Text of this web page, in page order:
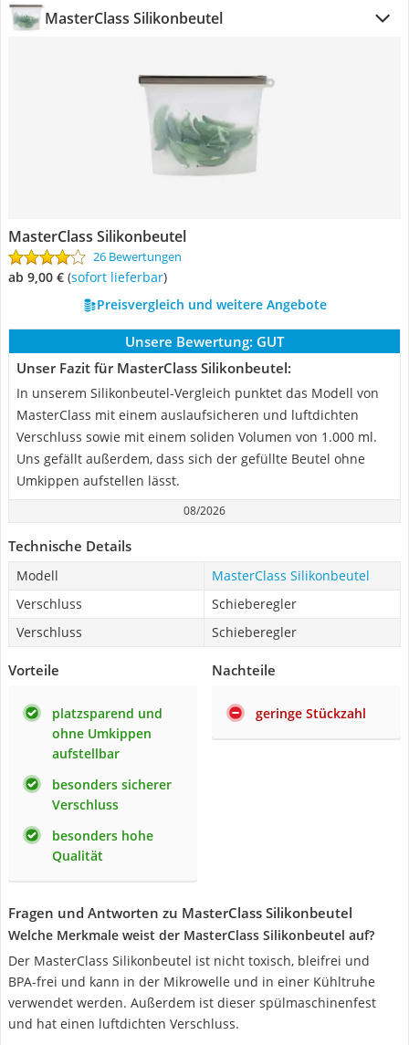
MasterClass Silikonbeutel
MasterClass Silikonbeutel
26 Bewertungen
ab 9,00 € ( Sofort lieferbar)
Preisvergleich und weitere Angebote
Unsere Bewertung: GUT
Unser Fazit für MasterClass Silikonbeutel:
In unserem Silikonbeutel-Vergleich punktet das Modell von
MasterClass mit einem auslaufsicheren und luftdichten
Verschluss sowie mit einem soliden Volumen von 1.000 ml.
Uns gefällt außerdem, dass sich der gefüllte Beutel ohne
Umkippen aufstellen lässt.
08/2026
Technische Details
Modell
MasterClass Silikonbeutel
Verschluss
Schieberegler
Verschluss
Schieberegler
Vorteile
platzsparend und
ohne Umkippen
aufstellbar
besonders sicherer
Verschluss
besonders hohe
Qualität
Nachteile
geringe Stückzahl
Fragen und Antworten zu MasterClass Silikonbeutel
Welche Merkmale weist der MasterClass Silikonbeutel auf?
Der MasterClass Silikonbeutel ist nicht toxisch, bleifrei und
BPA-frei und kann in der Mikrowelle und in einer Kühltruhe
verwendet werden. Außerdem ist dieser spülmaschinenfest
und hat einen luftdichten Verschluss.